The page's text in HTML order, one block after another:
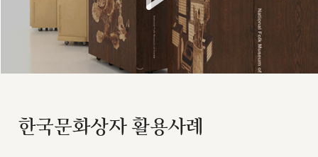
한국문화상자 활용사례